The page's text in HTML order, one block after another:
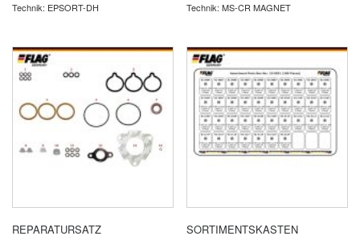
Technik: EPSORT-DH
Technik: MS-CR MAGNET
REPARATURSATZ SORTIMENTSKASTEN